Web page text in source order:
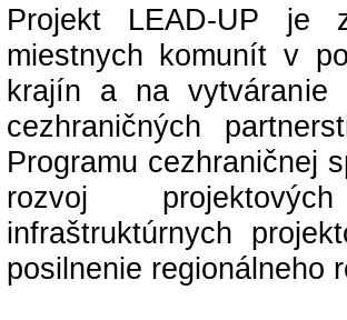
Projekt LEAD-UP je
miestnych komunít v
krajín a na vytváranie
cezhraničných
Programu cezhraničnej
rozvoj
infraštruktúrnych
posilnenie regionálneho